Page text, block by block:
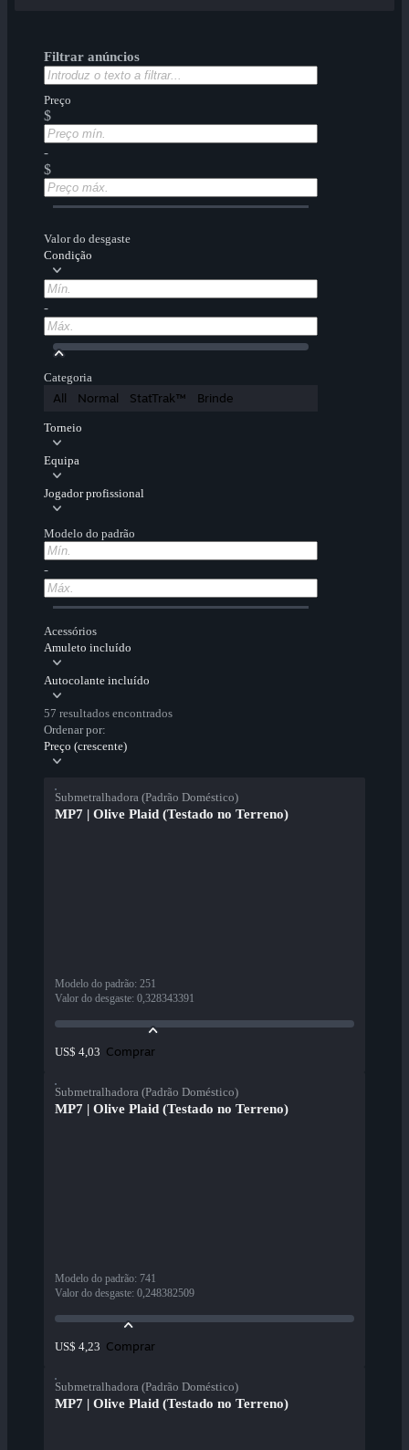
Filtrar anúncios
Preço
$
-
$
Valor do desgaste
Condição
-
Categoria
All Normal StatTrak™ Brinde
Torneio
Equipa
Jogador profissional
Modelo do padrão
-
Acessórios
Amuleto incluído
Autocolante incluído
57 resultados encontrados
Ordenar por:
Preço (crescente)
Submetralhadora (Padrão Doméstico)
MP7 | Olive Plaid (Testado no Terreno)
Modelo do padrão: 251
Valor do desgaste: 0,328343391
US$ 4,03 Comprar
Submetralhadora (Padrão Doméstico)
MP7 | Olive Plaid (Testado no Terreno)
Modelo do padrão: 741
Valor do desgaste: 0,248382509
US$ 4,23 Comprar
Submetralhadora (Padrão Doméstico)
MP7 | Olive Plaid (Testado no Terreno)